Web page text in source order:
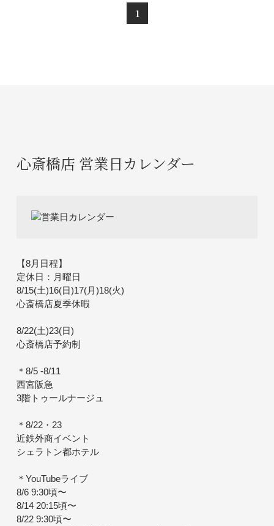
1
心斎橋店 営業日カレンダー
【8月日程】
定休日：月曜日
8/15(土)16(日)17(月)18(火)
心斎橋店夏季休暇
8/22(土)23(日)
心斎橋店予約制
＊8/5 -8/11
西宮阪急
3階トゥールナージュ
＊8/22・23
近鉄外商イベント
シェラトン都ホテル
＊YouTubeライブ
8/6 9:30頃〜
8/14 20:15頃〜
8/22 9:30頃〜